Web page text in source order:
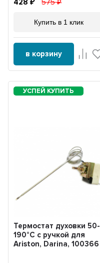
428 575
Купить в 1 клик
в корзину
Термостат духовки 50-
190°С с ручкой для
Ariston, Darina, 100366